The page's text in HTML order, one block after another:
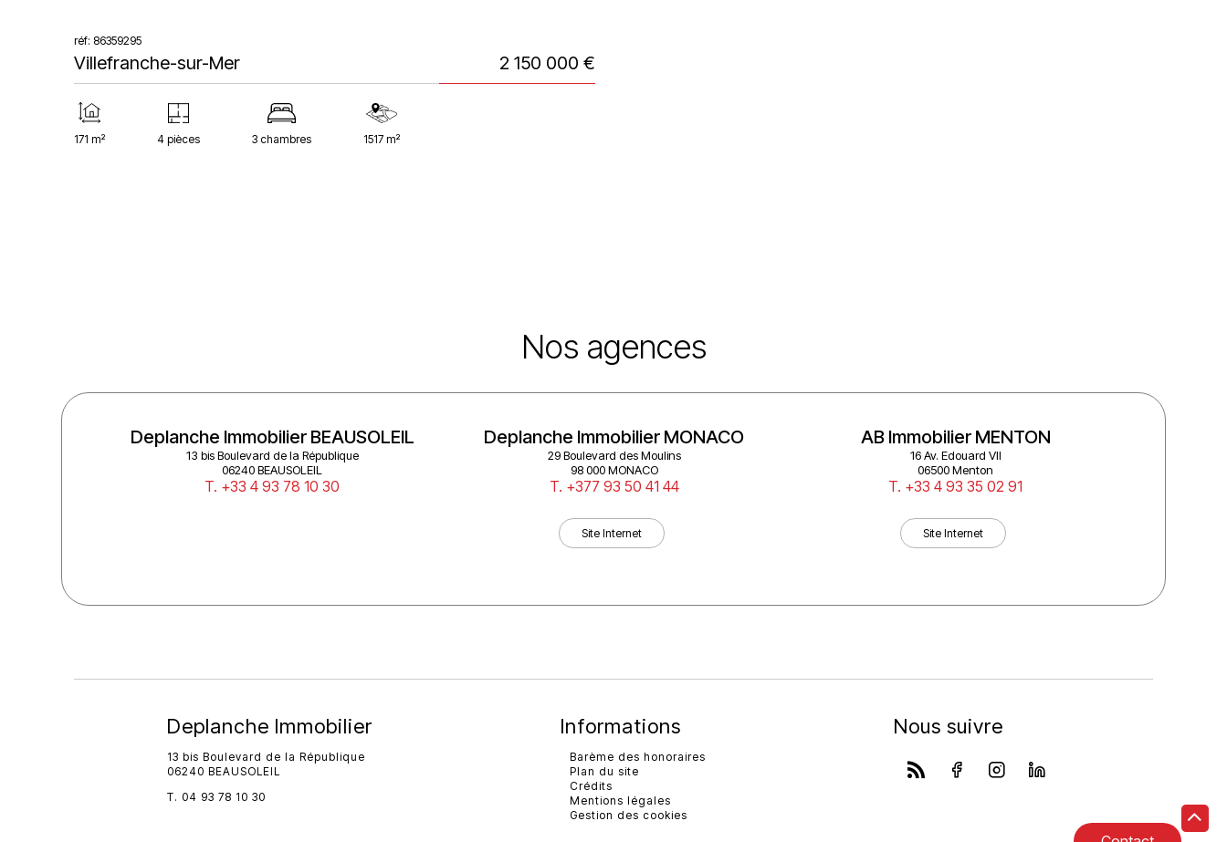
réf: 86359295
2 150 000 €
Villefranche-sur-Mer
171 m² 4 pièces 3 chambres 1517 m²
Nos agences
Deplanche Immobilier BEAUSOLEIL
13 bis Boulevard de la République
06240 BEAUSOLEIL
T. +33 4 93 78 10 30
Deplanche Immobilier MONACO
29 Boulevard des Moulins
98 000 MONACO
T. +377 93 50 41 44
Site Internet
AB Immobilier MENTON
16 Av. Edouard VII
06500 Menton
T. +33 4 93 35 02 91
Site Internet
Deplanche Immobilier
13 bis Boulevard de la République
06240 BEAUSOLEIL
T. 04 93 78 10 30
Informations
Barème des honoraires
Plan du site
Crédits
Mentions légales
Gestion des cookies
Nous suivre